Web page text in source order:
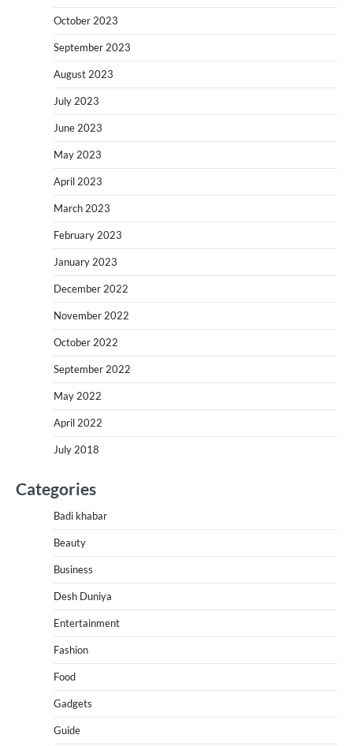
October 2023
September 2023
August 2023
July 2023
June 2023
May 2023
April 2023
March 2023
February 2023
January 2023
December 2022
November 2022
October 2022
September 2022
May 2022
April 2022
July 2018
Categories
Badi khabar
Beauty
Business
Desh Duniya
Entertainment
Fashion
Food
Gadgets
Guide